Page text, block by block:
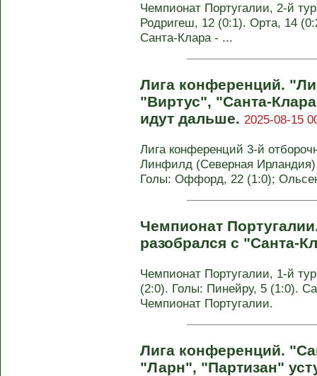
Чемпионат Португалии, 2-й
Родригеш, 12 (0:1). Орта, 14
Санта-Клара - ...
Лигa конференций.
"Виртус", "Санта-
идут дальше. 2025-08-15
Лигa конференций 3-й
Линфилд (Северная
Голы: Оффорд, 22 (1:0);
Чемпионат
разобрался с "Санта-
Чемпионат Португалии, 1-й
(2:0). Голы: Пинейру, 5 (1:0).
Чемпионат Португалии.
Лигa конференций.
"Ларн", "Партизан"